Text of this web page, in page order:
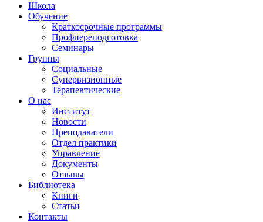
Школа
Обучение
Краткосрочные программы
Профпереподготовка
Семинары
Группы
Социальные
Супервизионные
Терапевтические
О нас
Институт
Новости
Преподаватели
Отдел практики
Управление
Документы
Отзывы
Библиотека
Книги
Статьи
Контакты